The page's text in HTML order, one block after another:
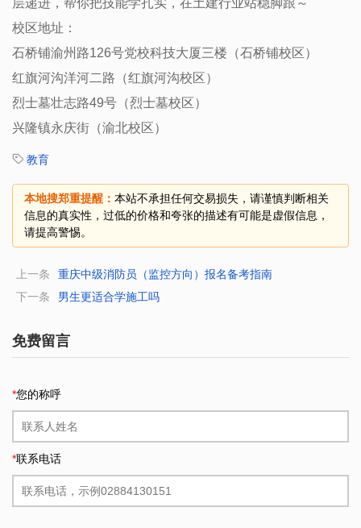
层递进，帮你把技能学扎实，在土建行业站稳脚跟～
校区地址：
石桥铺渝州路126号党校科技大厦三楼（石桥铺校区）
红旗河沟洋河二路（红旗河沟校区）
烈士墓壮志路49号（烈士墓校区）
兴隆镇永庆街（渝北校区）
教育
本地搜郑重提醒： 本站不承担任何交易损失，请谨慎判断相关
信息的真实性，过低的价格和夸张的描述有可能是虚假信息，
请提高警惕。
上一条
重庆中级消防员（监控方向）报名备考指南
下一条
男生更适合学施工吗
免费留言
*您的称呼
*联系电话